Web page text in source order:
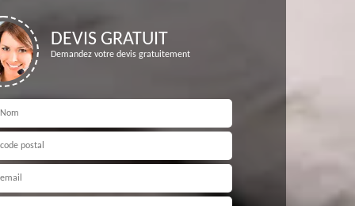
DEVIS GRATUIT
Demandez votre devis gratuitement